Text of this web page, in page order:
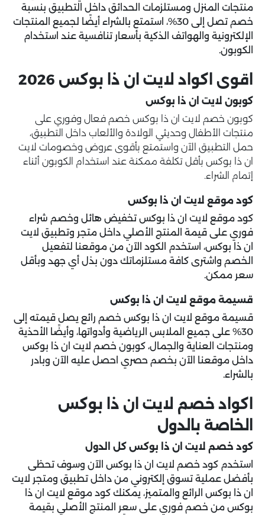
منتجات المنزل ومستلزمات الحدائق داخل التطبيق بنسبة
خصم تصل إلى 30%، استمتع بالشراء أيضًا لجميع المنتجات
الإلكترونية والهواتف الذكية بأسعار تنافسية عند استخدام
الكوبون.
اقوى اكواد لايت ان ذا بوكس 2026
كوبون لايت ان ذا بوكس
كوبون خصم لايت ان ذا بوكس خصم فعال وفوري على
منتجات الأطفال وحديثي الولادة والألعاب داخل التطبيق،
حمل التطبيق الآن واستمتع بأقوى عروض وخصومات لايت
ان ذا بوكس بأقل تكلفة ممكنة عند استخدام الكوبون أثناء
إتمام الشراء.
كود موقع لايت ان ذا بوكس
كود موقع لايت ان ذا بوكس تخفيض هائل وخصم شراء
فوري على قيمة المنتج الأصلي داخل متجر وتطبيق لايت
ان ذا بوكس، استخدم الكود الآن من موقعنا لتفعيل
الخصم واشترى كافة مستلزماتك دون بذل أي جهد وبأقل
سعر ممكن.
قسيمة موقع لايت ان ذا بوكس
قسيمة موقع لايت ان ذا بوكس خصم رائع يصل قيمته إلى
30% على جميع الملابس الرياضية وأدواتها، وأيضًا الأحذية
ومنتجات العناية والجمال، كوبون خصم لايت ان ذا بوكس
داخل موقعنا الآن بخصم حصري احصل عليه الآن وبادر
بالشراء.
اكواد خصم لايت ان ذا بوكس
الخاصة بالدول
كود خصم لايت ان ذا بوكس كل الدول
استخدم كود خصم لايت ان ذا بوكس الآن وسوف تحظى
بأفضل عملية تسوق إلكتروني من داخل تطبيق ومتجر لايت
ان ذا بوكس الرائع والمتميز، يمكنك كود موقع لايت ان ذا
بوكس من خصم فوري على سعر المنتج الأصلي بقيمة